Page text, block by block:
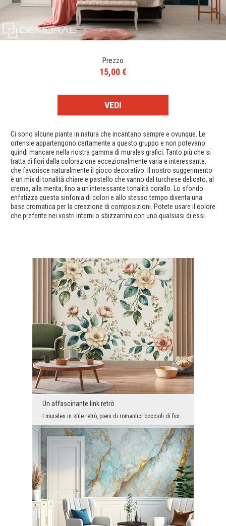
Prezzo
15,00 €
VEDI
Ci sono alcune piante in natura che incantano sempre e ovunque. Le
ortensie appartengono certamente a questo gruppo e non potevano
quindi mancare nella nostra gamma di murales grafici. Tanto più che si
tratta di fiori dalla colorazione eccezionalmente varia e interessante,
che favorisce naturalmente il gioco decorativo. Il nostro suggerimento
è un mix di tonalità chiare e pastello che vanno dal turchese delicato, al
crema, alla menta, fino a un'interessante tonalità corallo. Lo sfondo
enfatizza questa sinfonia di colori e allo stesso tempo diventa una
base cromatica per la creazione di composizioni. Potete usare il colore
che preferite nei vostri interni o sbizzarrirvi con uno qualsiasi di essi.
Un affascinante link retrò
I murales in stile retrò, pieni di romantici boccioli di fiori, sono tornati di moda. Alcuni sono...